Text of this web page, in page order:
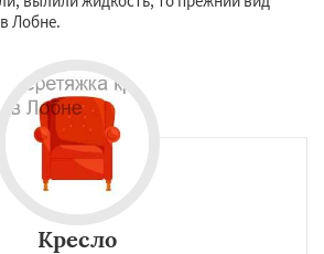
Лобне.
Кресло